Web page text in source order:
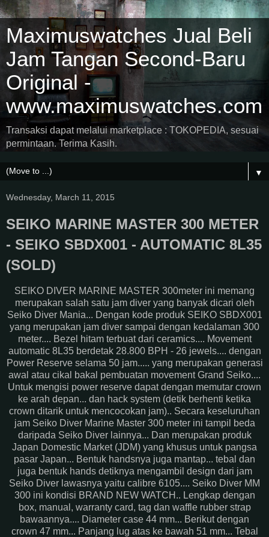
Maximuswatches Jual Beli
Jam Tangan Second-Baru
Original -
www.maximuswatches.com
Transaksi dapat melalui marketplace : TOKOPEDIA, sesuai
permintaan. Terima Kasih.
▼
Wednesday, March 11, 2015
SEIKO MARINE MASTER 300 METER
- SEIKO SBDX001 - AUTOMATIC 8L35
(SOLD)
SEIKO DIVER MARINE MASTER 300meter ini memang
merupakan salah satu jam diver yang banyak dicari oleh
Seiko Diver Mania... Dengan kode produk SEIKO SBDX001
yang merupakan jam diver sampai dengan kedalaman 300
meter.... Bezel hitam terbuat dari ceramics.... Movement
automatic 8L35 berdetak 28.800 BPH - 26 jewels.... dengan
Power Reserve selama 50 jam..... yang merupakan generasi
awal atau cikal bakal pembuatan movement Grand Seiko....
Untuk mengisi power reserve dapat dengan memutar crown
ke arah depan... dan hack system (detik berhenti ketika
crown ditarik untuk mencocokan jam).. Secara keseluruhan
jam Seiko Diver Marine Master 300 meter ini tampil beda
daripada Seiko Diver lainnya... Dan merupakan produk
Japan Domestic Market (JDM) yang khusus untuk pangsa
pasar Japan... Bentuk handsnya juga mantap... tebal dan
juga bentuk hands detiknya mengambil design dari jam
Seiko Diver lawasnya yaitu calibre 6105.... Seiko Diver MM
300 ini kondisi BRAND NEW WATCH.. Lengkap dengan
box, manual, warranty card, tag dan waffle rubber strap
bawaannya.... Diameter case 44 mm... Berikut dengan
crown 47 mm... Panjang lug atas ke bawah 51 mm... Tebal